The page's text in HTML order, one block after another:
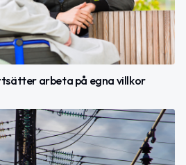
arbeta på egna villkor